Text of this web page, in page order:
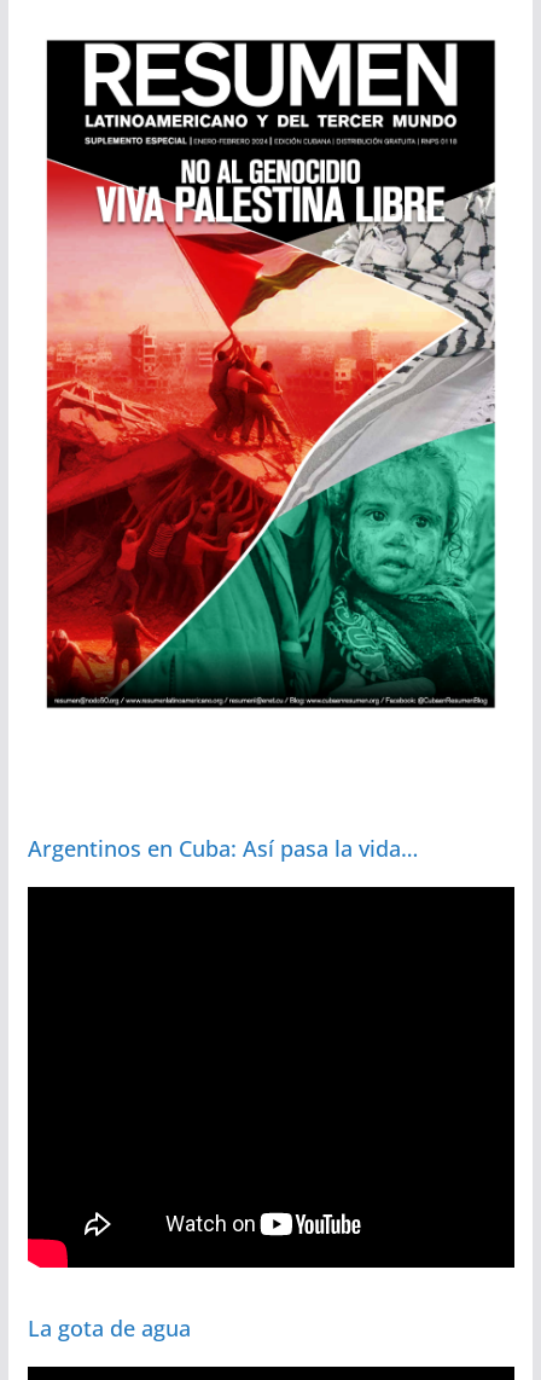
Argentinos en Cuba: Así pasa la vida…
La gota de agua